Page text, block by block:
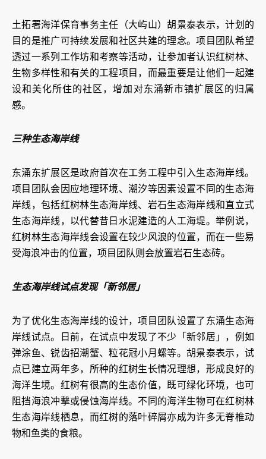
土拓署海洋保育事务主任（大屿山）胡景泰表示，计划的
目的是推广可持续发展和社区共建的理念。项目团队希望
透过一系列工作坊和考察等活动，让参加者认识红树林、
生物多样性和有关的工程项目，而最重要是让他们一起建
设和美化所住的社区，增加对东涌新市镇扩展区的归属
感。
三种生态海岸线
东涌东扩展区是政府首次在工务工程中引入生态海岸线。
项目团队会因应地理环境、潮汐等因素设置不同的生态海
岸线，包括红树林生态海岸线、岩石生态海岸线和直立式
生态海岸线，以代替昔日水泥建造的人工海堤。举例说，
红树林生态海岸线会设置在较少风浪的位置，而在一些易
受海浪冲击的位置，项目团队则会放置岩石生态砖。
生态海岸线试点发现「新邻居」
为了优化生态海岸线的设计，项目团队设置了东涌生态海
岸线试点。日前，在试点中发现了不少「新邻居」，例如
弹涂鱼、锐齿招潮蟹、粒花冠小月螺等。胡景泰表示，试
点已建立两年多，所种的红树生长情况理想，形成良好的
海洋生境。红树有很高的生态价值，既可绿化环境，也可
阻挡海浪冲撃或侵蚀海岸线。不同的海洋生物可在红树林
生态海岸线栖息，而红树的落叶碎屑亦成为许多无脊椎动
物和鱼类的食粮。